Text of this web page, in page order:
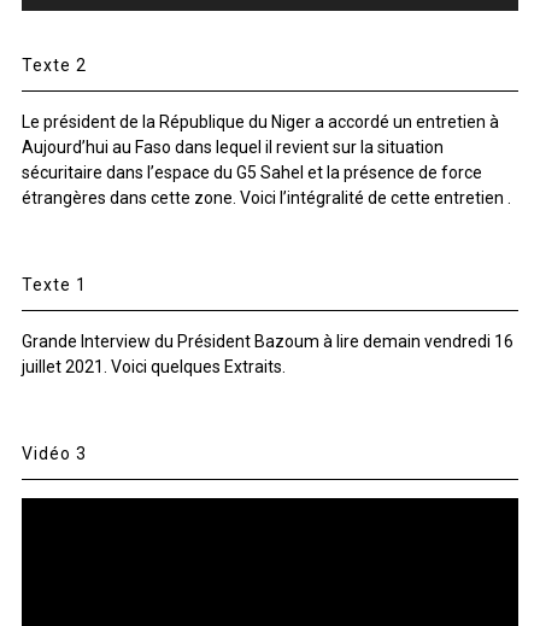
Texte 2
Le président de la République du Niger a accordé un entretien à
Aujourd’hui au Faso dans lequel il revient sur la situation
sécuritaire dans l’espace du G5 Sahel et la présence de force
étrangères dans cette zone. Voici l’intégralité de cette entretien .
Texte 1
Grande Interview du Président Bazoum à lire demain vendredi 16
juillet 2021. Voici quelques Extraits.
Vidéo 3